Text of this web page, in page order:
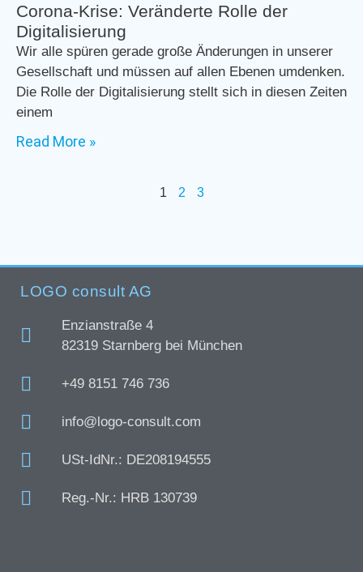
Corona-Krise: Veränderte Rolle der
Digitalisierung
Wir alle spüren gerade große Änderungen in unserer
Gesellschaft und müssen auf allen Ebenen umdenken.
Die Rolle der Digitalisierung stellt sich in diesen Zeiten
einem
Read More »
1 2 3
LOGO consult AG
Enzianstraße 4
82319 Starnberg bei München
+49 8151 746 736
info@logo-consult.com
USt-IdNr.: DE208194555
Reg.-Nr.: HRB 130739